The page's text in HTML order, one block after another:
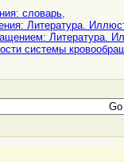
словарь,
Литература.
Литература.
системы